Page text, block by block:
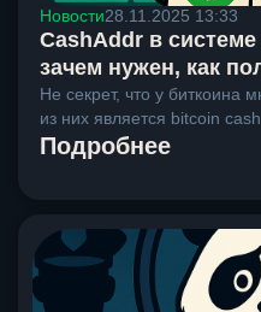
Новости28.11.2025 13:33
CashAddr в
зачем нужен, как
Не секрет, что у биткоина
из них является bitcoin cash
Подробнее